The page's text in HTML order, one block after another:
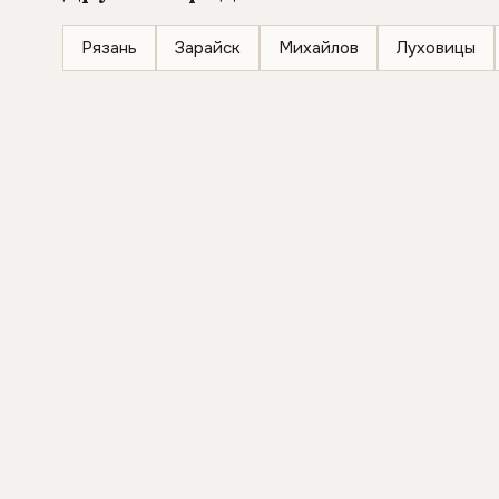
Рязань Зарайск Михайлов Луховицы